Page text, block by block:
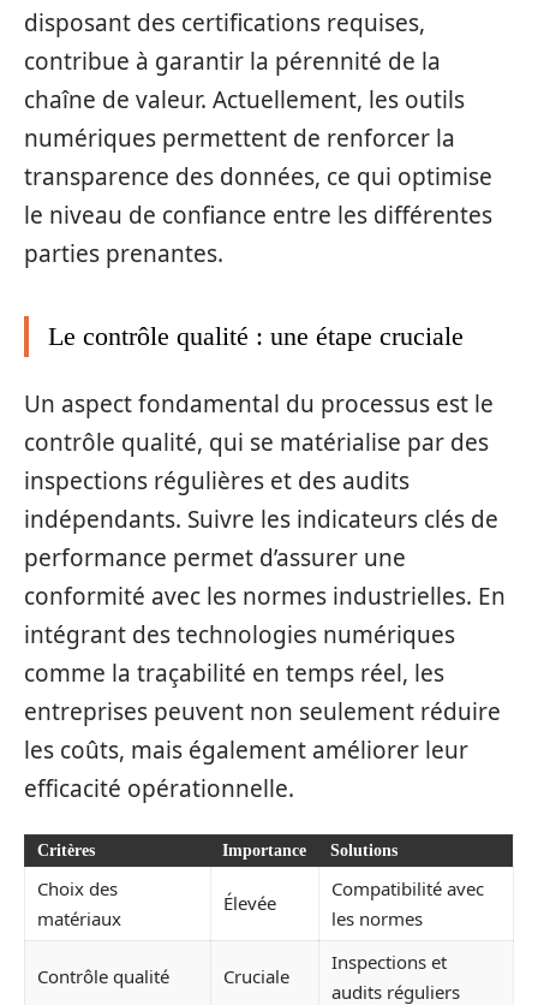
disposant des certifications requises,
contribue à garantir la pérennité de la
chaîne de valeur. Actuellement, les outils
numériques permettent de renforcer la
transparence des données, ce qui optimise
le niveau de confiance entre les différentes
parties prenantes.
Le contrôle qualité : une étape cruciale
Un aspect fondamental du processus est le
contrôle qualité, qui se matérialise par des
inspections régulières et des audits
indépendants. Suivre les indicateurs clés de
performance permet d’assurer une
conformité avec les normes industrielles. En
intégrant des technologies numériques
comme la traçabilité en temps réel, les
entreprises peuvent non seulement réduire
les coûts, mais également améliorer leur
efficacité opérationnelle.
Critères Importance Solutions
Choix des
matériaux
Élevée
Compatibilité avec
les normes
Contrôle qualité Cruciale
Inspections et
audits réguliers